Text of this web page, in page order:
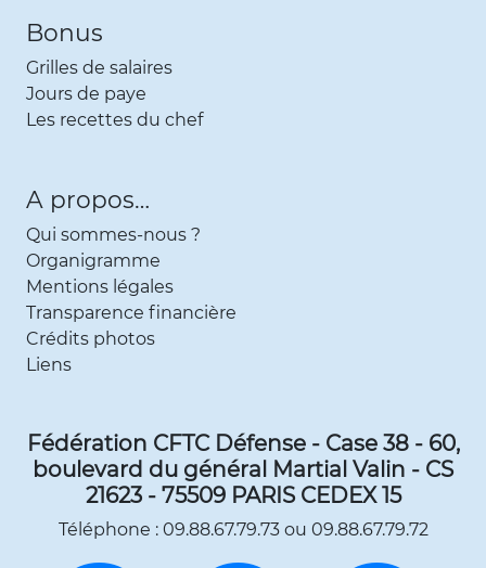
Bonus
Grilles de salaires
Jours de paye
Les recettes du chef
A propos…
Qui sommes-nous ?
Organigramme
Mentions légales
Transparence financière
Crédits photos
Liens
Fédération CFTC Défense - Case 38 - 60,
boulevard du général Martial Valin - CS
21623 - 75509 PARIS CEDEX 15
Téléphone : 09.88.67.79.73 ou 09.88.67.79.72